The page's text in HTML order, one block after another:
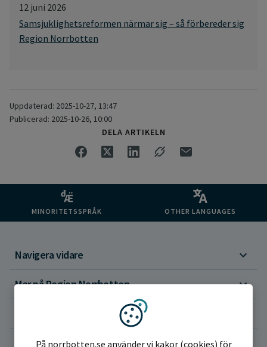
12 juni 2026
Samsjuklighetsreformen närmar sig – så förbereder sig
Region Norrbotten
Uppdaterad: 2025-10-27, 13:47
Publicerad: 2025-10-26, 10:00
DELA ARTIKELN
MINORITETSSPRÅK OTHER LANGUAGES
Navigera vidare
Mer på Region Norrbotten
Vi använder kakor
På norrbotten.se använder vi kakor (cookies) för